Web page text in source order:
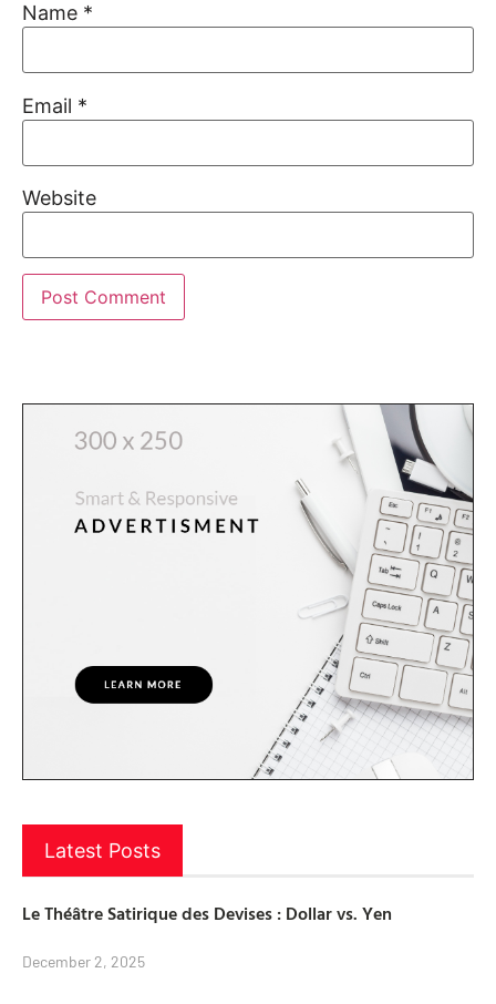
Name *
Email *
Website
Latest Posts
Le Théâtre Satirique des Devises : Dollar vs. Yen
December 2, 2025